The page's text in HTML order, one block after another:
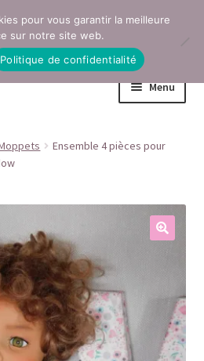
Menu
Ensemble 4 pièces pour
pour vous garantir la meilleure
sur notre site web.
Politique de confidentialité